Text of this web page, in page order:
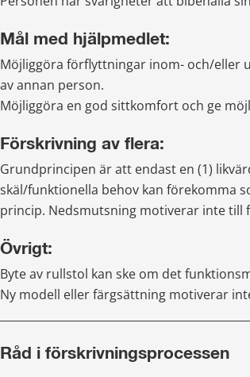
Mål med hjälpmedlet:
Möjliggöra förflyttningar inom- och/eller
av annan person.
Möjliggöra en god sittkomfort och ge
Förskrivning av flera:
Grundprincipen är att endast en (1)
skäl/funktionella behov kan förekomma
princip. Nedsmutsning motiverar inte till
Övrigt:
Byte av rullstol kan ske om det
Ny modell eller färgsättning motiverar
Råd i förskrivningsprocessen